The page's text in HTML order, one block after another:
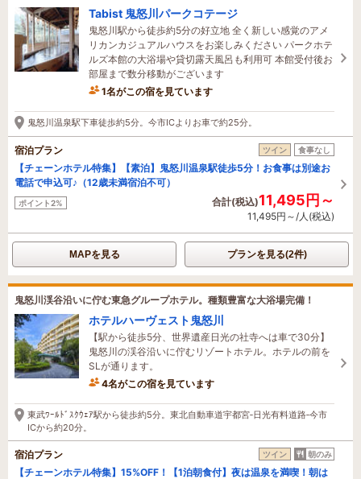
Tabist 鬼怒川パークコテージ
鬼怒川駅から徒歩約5分の好立地 全く新しい感覚のアメ
リカンカジュアルハウスをお楽しみください パークホテ
ルズ本館の大浴場や貸切露天風呂も利用可 本館受付後お
部屋まで数分移動がございます
1名がこの宿を見ています
鬼怒川温泉駅下車徒歩約5分。今市ICよりお車で約25分。
宿泊プラン ツイン 食事なし
【チェーンホテル特集】【素泊】鬼怒川温泉駅徒歩5分！お食事は別途お
電話で申込可♪（12歳未満宿泊不可）
ポイント2% 合計(税込)11,495円～
11,495円～/人(税込)
MAPを見る プランを見る(2件)
鬼怒川渓谷沿いに佇む東急グループホテル。種類豊富な大浴場完備！
ホテルハーヴェスト鬼怒川
【駅から徒歩5分、世界遺産日光の社寺へは車で30分】
鬼怒川の渓谷沿いに佇むリゾートホテル。ホテルの前を
SLが通ります。
4名がこの宿を見ています
1時間前に予約されました
東武ﾜｰﾙﾄﾞｽｸｳｪｱ駅から徒歩約5分。東北自動車道宇都宮‐日光有料道路‐今市
ICから約20分。
宿泊プラン ツイン 朝のみ
【チェーンホテル特集】15%OFF！【1泊朝食付】夜は温泉を満喫！朝は